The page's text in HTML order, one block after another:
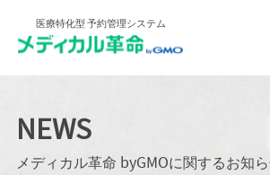
医療特化型 予約管理システム
NEWS
メディカル革命 byGMOに関するお知